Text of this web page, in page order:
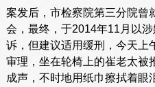
案发后，市检察院第三分院曾
会，最终，于2014年11月以
诉，但建议适用缓刑，今天上
审理，坐在轮椅上的崔老太被
成声，不时地用纸巾擦拭着眼